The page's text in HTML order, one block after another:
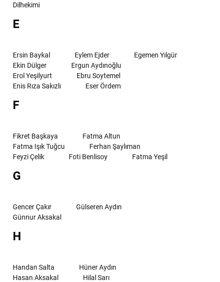
Dilhekimi
E
Ersin Baykal Eylem Ejder
Egemen Yılgür
Ekin Dülger
Ergun Aydınoğlu
Erol Yeşilyurt
Ebru Soytemel
Enis Rıza Sakızlı
Eser Ördem
F
Fikret Başkaya
Fatma Altun
Fatma Işık Tuğcu
Ferhan Şaylıman
Feyzi Çelik
Foti Benlisoy Fatma Yeşil
G
Gencer Çakır
Gülseren Aydın
Günnur Aksakal
H
Handan Salta
Hüner Aydın
Hasan Aksakal
Hilal Sarı